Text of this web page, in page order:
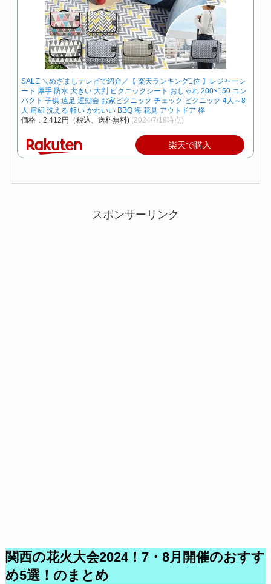
SALE ＼めざましテレビで紹介／【 楽天ランキング1位 】レジャーシ
ート 厚手 防水 大きい 大判 ピクニックシート おしゃれ 200×150 コン
パクト 子供 遠足 運動会 お家ピクニック チェック ピクニック 4人～8
人 肩紐 洗える 軽い かわいい BBQ 海 花見 アウトドア 柊
価格：2,412円（税込、送料無料) (2024/7/19時点)
楽天で購入
スポンサーリンク
関西の花火大会2024！7・8月開催のおすす
め5選！のまとめ